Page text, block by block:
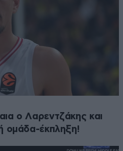
ο Λαρεντζάκης και
ομάδα-έκπληξη!